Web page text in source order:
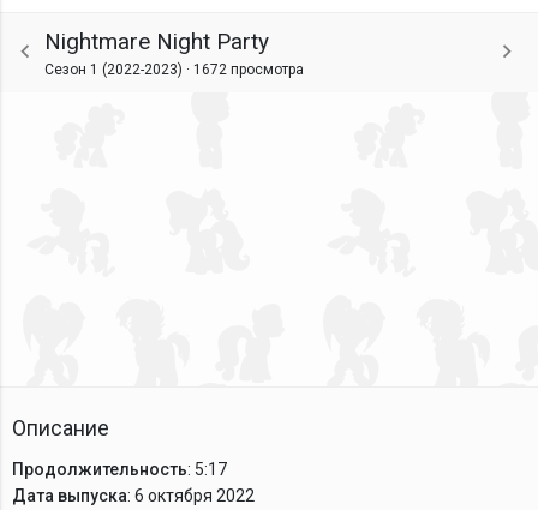
Nightmare Night Party
Сезон 1 (2022-2023) · 1672 просмотра
Описание
Продолжительность: 5:17
Дата выпуска: 6 октября 2022